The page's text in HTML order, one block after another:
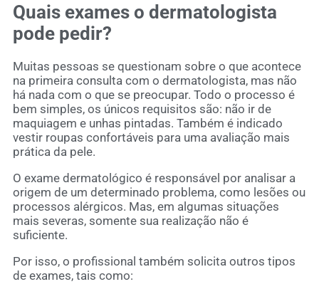
Quais exames o dermatologista
pode pedir?
Muitas pessoas se questionam sobre o que acontece
na primeira consulta com o dermatologista, mas não
há nada com o que se preocupar. Todo o processo é
bem simples, os únicos requisitos são: não ir de
maquiagem e unhas pintadas. Também é indicado
vestir roupas confortáveis para uma avaliação mais
prática da pele.
O exame dermatológico é responsável por analisar a
origem de um determinado problema, como lesões ou
processos alérgicos. Mas, em algumas situações
mais severas, somente sua realização não é
suficiente.
Por isso, o profissional também solicita outros tipos
de exames, tais como: